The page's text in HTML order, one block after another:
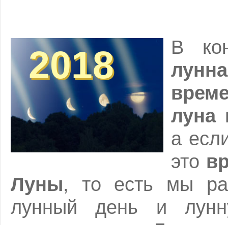
2018
2018
В
луна
а
это
Луны, то есть мы
лунный день и